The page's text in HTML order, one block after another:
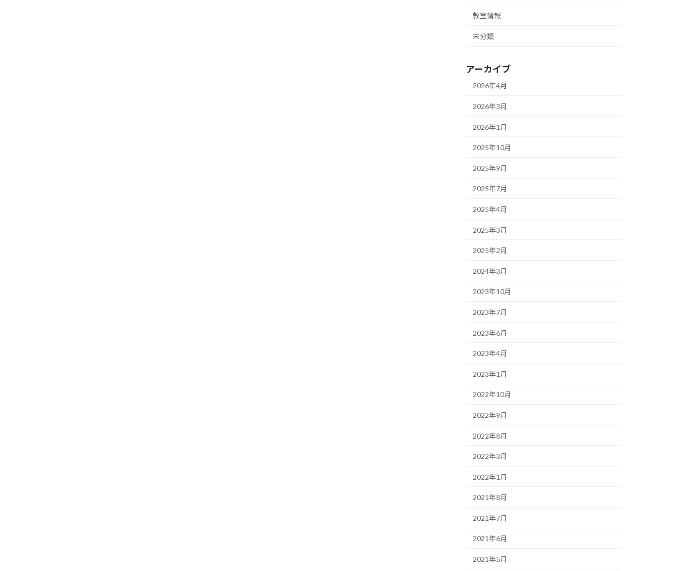
教室情報
未分類
アーカイブ
2026年4月
2026年3月
2026年1月
2025年10月
2025年9月
2025年7月
2025年4月
2025年3月
2025年2月
2024年3月
2023年10月
2023年7月
2023年6月
2023年4月
2023年1月
2022年10月
2022年9月
2022年8月
2022年3月
2022年1月
2021年8月
2021年7月
2021年6月
2021年5月